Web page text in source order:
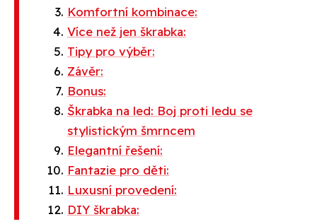
Komfortní kombinace:
Více než jen škrabka:
Tipy pro výběr:
Závěr:
Bonus:
Škrabka na led: Boj proti ledu se
stylistickým šmrncem
Elegantní řešení:
Fantazie pro děti:
Luxusní provedení:
DIY škrabka: